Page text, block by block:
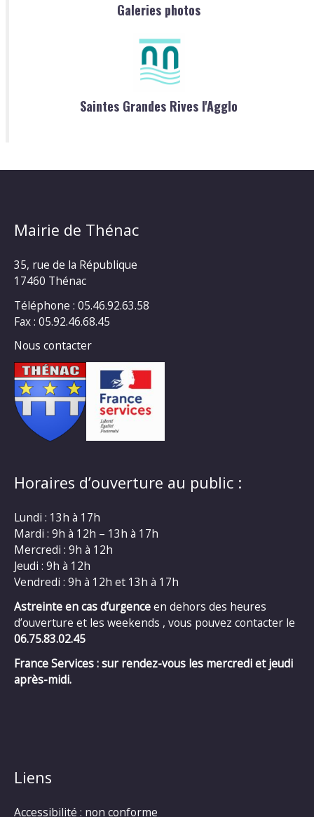
Galeries photos
Saintes Grandes Rives l'Agglo
Mairie de Thénac
35, rue de la République
17460 Thénac
Téléphone : 05.46.92.63.58
Fax : 05.92.46.68.45
Nous contacter
Horaires d’ouverture au public :
Lundi : 13h à 17h
Mardi : 9h à 12h – 13h à 17h
Mercredi : 9h à 12h
Jeudi : 9h à 12h
Vendredi : 9h à 12h et 13h à 17h
Astreinte en cas d’urgenceen dehors des heures
d’ouverture et les weekends , vous pouvez contacter le
06.75.83.02.45
France Services : sur rendez-vous les mercredi et jeudi
après-midi.
Liens
Accessibilité : non conforme